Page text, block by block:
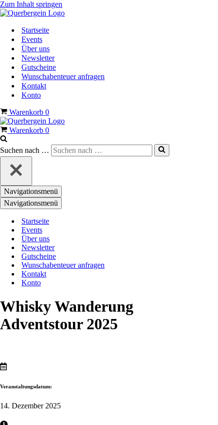
Zum Inhalt springen
Startseite
Events
Über uns
Newsletter
Gutscheine
Wunschabenteuer anfragen
Kontakt
Konto
Warenkorb 0
Warenkorb 0
Suchen nach …
Navigationsmenü
Navigationsmenü
Startseite
Events
Über uns
Newsletter
Gutscheine
Wunschabenteuer anfragen
Kontakt
Konto
Whisky Wanderung
Adventstour 2025
Veranstaltungsdatum:
14. Dezember 2025